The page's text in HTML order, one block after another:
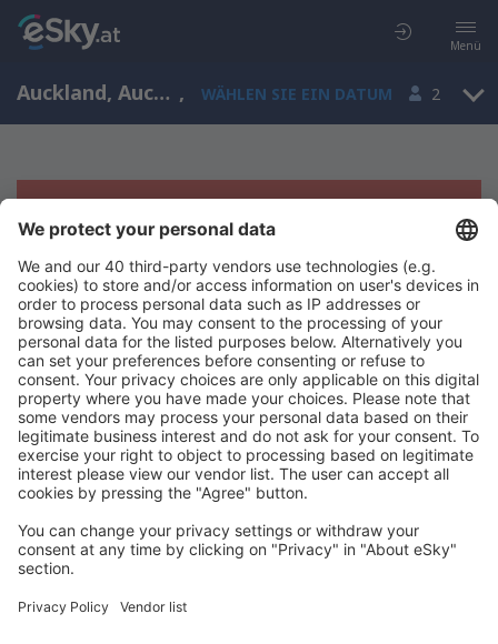
Menü
Auckland, Auckland Region, Neuseeland , WÄHLEN SIE EIN DATUM 2
Es tut uns leid, wir können keine
Ergebnisse aufzeigen
Bitte starten Sie Ihre Suche erneut mit anderen Suchkriterien.
Copyright © eSky.at. Alle Rechte vorbehalten.